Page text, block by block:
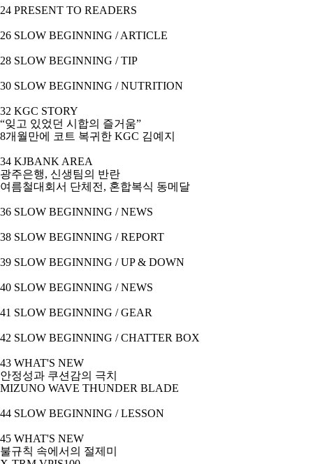
아
24 PRESENT TO READERS
26 SLOW BEGINNING / ARTICLE
28 SLOW BEGINNING / TIP
30 SLOW BEGINNING / NUTRITION
32 KGC STORY
“잊고 있었던 시합의 즐거움”
8개월만에 코트 복귀한 KGC 김예지
34 KJBANK AREA
광주은행, 신생팀의 반란
여름철대회서 단체전 , 혼합복식 동메달
36 SLOW BEGINNING / NEWS
38 SLOW BEGINNING / REPORT
39 SLOW BEGINNING / UP & DOWN
40 SLOW BEGINNING / NEWS
41 SLOW BEGINNING / GEAR
42 SLOW BEGINNING / CHATTER BOX
43 WHAT'S NEW
안정성과 쿠션감의 극치
MIZUNO WAVE THUNDER BLADE
44 SLOW BEGINNING / LESSON
45 WHAT'S NEW
불규칙 속에서의 절제미